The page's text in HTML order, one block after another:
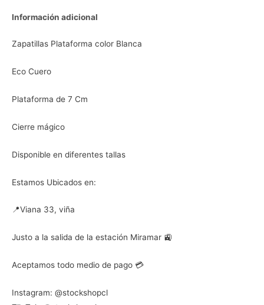
Información adicional
Zapatillas Plataforma color Blanca
Eco Cuero
Plataforma de 7 Cm
Cierre mágico
Disponible en diferentes tallas
Estamos Ubicados en:
📍Viana 33, viña
Justo a la salida de la estación Miramar 🚉
Aceptamos todo medio de pago 💳
Instagram: @stockshopcl